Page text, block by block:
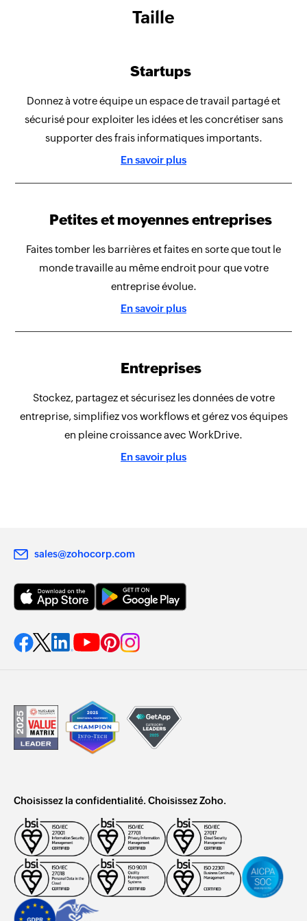
Taille
Startups
Donnez à votre équipe un espace de travail partagé et
sécurisé pour exploiter les idées et les concrétiser sans
supporter des frais informatiques importants.
En savoir plus
Petites et moyennes entreprises
Faites tomber les barrières et faites en sorte que tout le
monde travaille au même endroit pour que votre
entreprise évolue.
En savoir plus
Entreprises
Stockez, partagez et sécurisez les données de votre
entreprise, simplifiez vos workflows et gérez vos équipes
en pleine croissance avec WorkDrive.
En savoir plus
sales@zohocorp.com
Choisissez la confidentialité. Choisissez Zoho.